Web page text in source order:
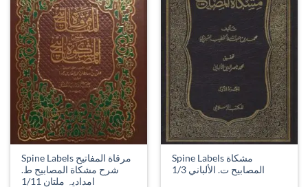
Spine Labels مرقاة المفاتيح
شرح مشكاة المصابيح ط.
امدادیہ ملتان 1/11
Spine Labels مشكاة
المصابيح ت. الألباني 1/3